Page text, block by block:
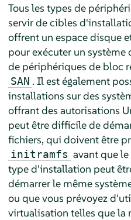
Tous les types de
servir de cibles
offrent un espace disque
pour exécuter un
de périphériques de bloc
SAN . Il est également
installations sur des
offrant des autorisations
peut être difficile de
fichiers, qui doivent être
initramfs avant que
type d'installation peut
démarrer le même
ou que vous prévoyez
virtualisation telles que la